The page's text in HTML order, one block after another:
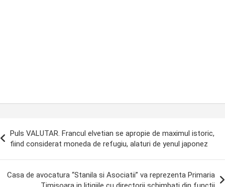
Puls VALUTAR. Francul elvetian se apropie de maximul istoric,
fiind considerat moneda de refugiu, alaturi de yenul japonez
Casa de avocatura “Stanila si Asociatii” va reprezenta Primaria